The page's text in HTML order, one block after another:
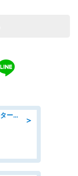
＞
一般事務・OA事務/半導体開発センター内で事務&軽作業スタッフ、募集